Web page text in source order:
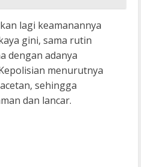
lagi keamanannya
gini, sama rutin
dengan adanya
menurutnya
sehingga
dan lancar.